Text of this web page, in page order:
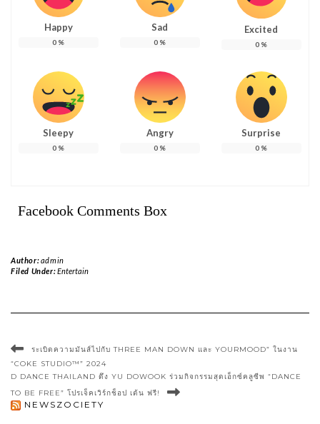
Happy
0 %
Sad
0 %
Excited
0 %
Sleepy
0 %
Angry
0 %
Surprise
0 %
Facebook Comments Box
Author:admin
Filed Under:Entertain
ระเบิดความมันส์ไปกับ THREE MAN DOWN และ YOURMOOD” ในงาน
“COKE STUDIO™” 2024
D DANCE THAILAND ดึง YU DOWOOK ร่วมกิจกรรมสุดเอ็กซ์คลูซีพ “DANCE
TO BE FREE” โปรเจ็คเวิร์กช็อป เต้น ฟรี!
NEWSZOCIETY